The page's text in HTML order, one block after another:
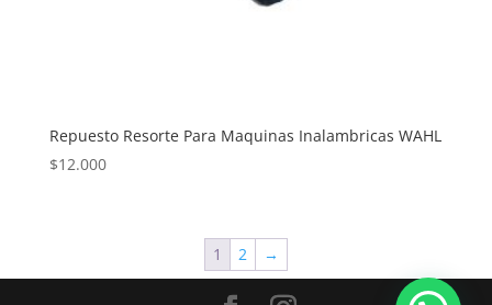
Repuesto Resorte Para Maquinas Inalambricas WAHL
$12.000
1 2 →